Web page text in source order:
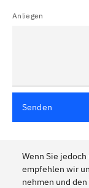
Anliegen
Senden
Wenn Sie
empfehlen wir
nehmen und